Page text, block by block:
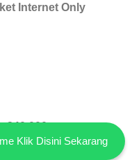
Internet Only
340.000
465.000
Klik Disini Sekarang